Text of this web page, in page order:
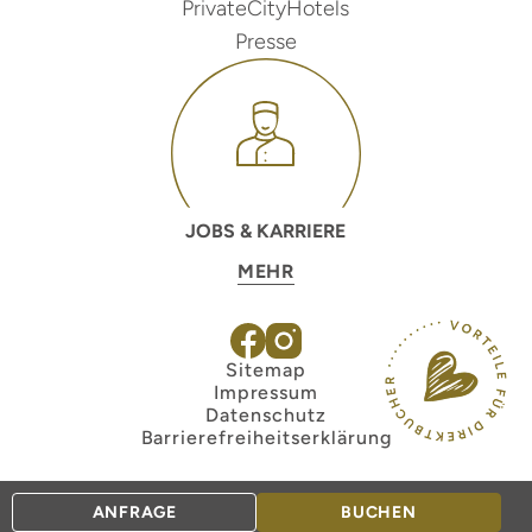
ANFRAGE BUCHEN
PrivateCityHotels
Presse
JOBS & KARRIERE
MEHR
Sitemap
Impressum
Datenschutz
Barrierefreiheitserklärung